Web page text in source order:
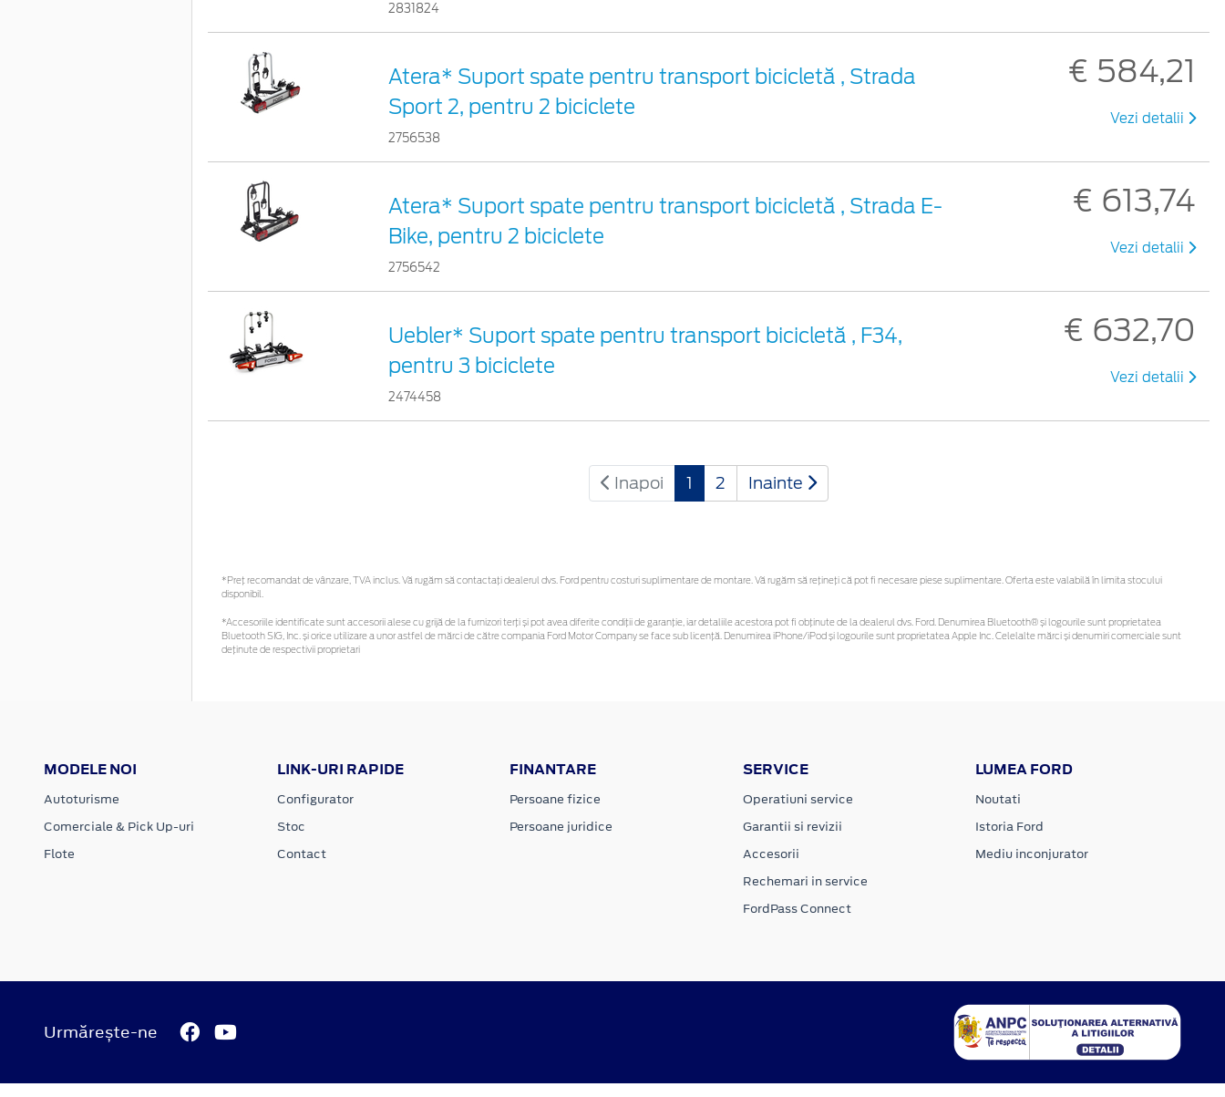
2831824
Atera* Suport spate pentru transport bicicletă , Strada
Sport 2, pentru 2 biciclete
2756538
€ 584,21
Vezi detalii
Atera* Suport spate pentru transport bicicletă , Strada E-
Bike, pentru 2 biciclete
2756542
€ 613,74
Vezi detalii
Uebler* Suport spate pentru transport bicicletă , F34,
pentru 3 biciclete
2474458
€ 632,70
Vezi detalii
Inapoi 1 2 Inainte
*Preţ recomandat de vânzare, TVA inclus. Vă rugăm să contactaţi dealerul dvs. Ford pentru costuri suplimentare de montare. Vă rugăm să rețineți că pot fi necesare piese suplimentare. Oferta este valabilă în limita stocului
disponibil.
*Accesoriile identificate sunt accesorii alese cu grijă de la furnizori terți și pot avea diferite condiții de garanție, iar detaliile acestora pot fi obținute de la dealerul dvs. Ford. Denumirea Bluetooth® și logourile sunt proprietatea
Bluetooth SIG, Inc. și orice utilizare a unor astfel de mărci de către compania Ford Motor Company se face sub licență. Denumirea iPhone/iPod și logourile sunt proprietatea Apple Inc. Celelalte mărci și denumiri comerciale sunt
deținute de respectivii proprietari
MODELE NOI
Autoturisme
Comerciale & Pick Up-uri
Flote
LINK-URI RAPIDE
Configurator
Stoc
Contact
FINANTARE
Persoane fizice
Persoane juridice
SERVICE
Operatiuni service
Garantii si revizii
Accesorii
Rechemari in service
FordPass Connect
LUMEA FORD
Noutati
Istoria Ford
Mediu inconjurator
Urmărește-ne